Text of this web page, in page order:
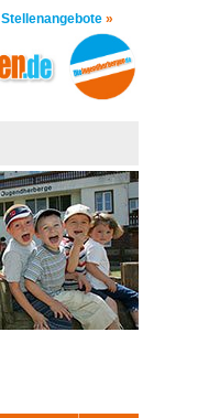
Stellenangebote »